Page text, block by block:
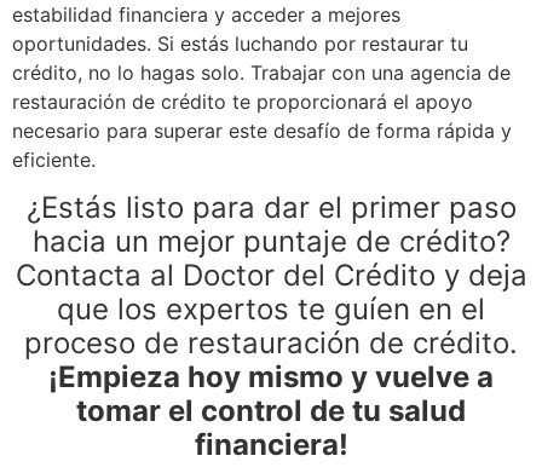
estabilidad financiera y acceder a mejores
oportunidades. Si estás luchando por restaurar tu
crédito, no lo hagas solo. Trabajar con una agencia de
restauración de crédito te proporcionará el apoyo
necesario para superar este desafío de forma rápida y
eficiente.
¿Estás listo para dar el primer paso
hacia un mejor puntaje de crédito?
Contacta al Doctor del Crédito y deja
que los expertos te guíen en el
proceso de restauración de crédito.
¡Empieza hoy mismo y vuelve a
tomar el control de tu salud
financiera!